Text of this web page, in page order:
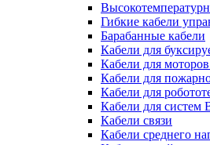
Гибкие кабели
Барабанные кабели
Кабели для
Кабели для
Кабели для
Кабели для
Кабели для систем
Кабели связи
Кабели среднего